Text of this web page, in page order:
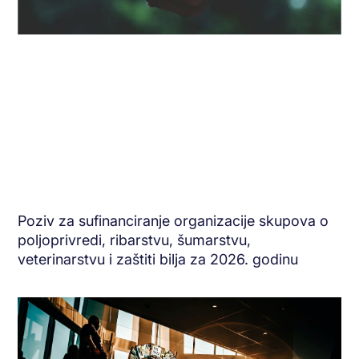
Poziv za sufinanciranje organizacije skupova o
poljoprivredi, ribarstvu, šumarstvu,
veterinarstvu i zaštiti bilja za 2026. godinu